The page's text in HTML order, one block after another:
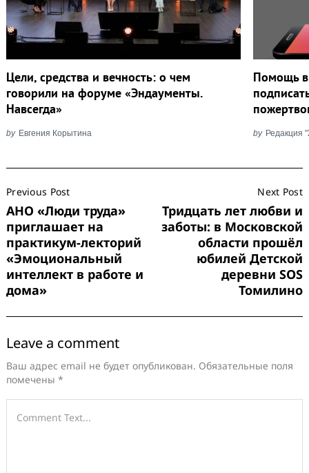
Цели, средства и вечность: о чем
говорили на форуме «Эндаументы.
Навсегда»
by Евгения Корытина
Помощь в
by Редакция
Navigation
Previous Post
АНО «Люди труда»
приглашает на
практикум-лекторий
«Эмоциональный
интеллект в работе и
дома»
Next Post
Тридцать лет любви и
заботы: в Московской
области прошёл
юбилей Детской
деревни SOS
Томилино
Leave a comment
Ваш адрес email не будет опубликован. Обязательные поля
помечены *
Search
for: